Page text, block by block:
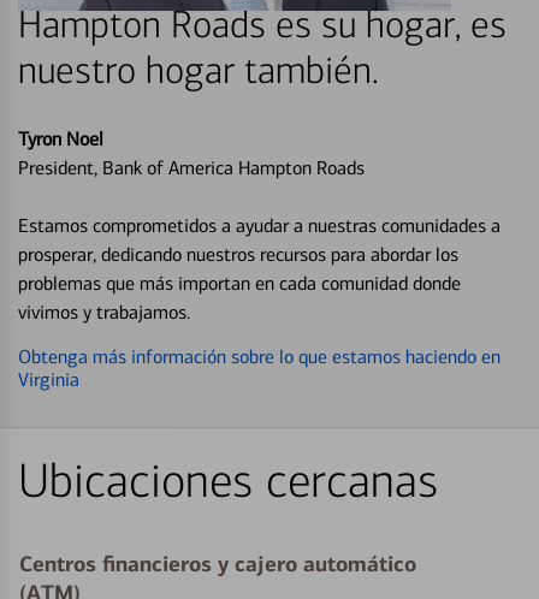
Hampton Roads es su hogar, es
nuestro hogar también.
Tyron Noel
President, Bank of America Hampton Roads
Estamos comprometidos a ayudar a nuestras comunidades a
prosperar, dedicando nuestros recursos para abordar los
problemas que más importan en cada comunidad donde
vivimos y trabajamos.
Obtenga más información sobre lo que estamos haciendo en
Virginia
Ubicaciones cercanas
Centros financieros y cajero automático
(ATM)